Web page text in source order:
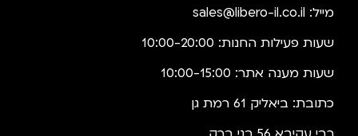
מייל: sales@libero-il.co.il
שעות פעילות החנות: 10:00-20:00
שעות מענה אתר: 10:00-15:00
כתובת: ביאליק 61 רמת גן